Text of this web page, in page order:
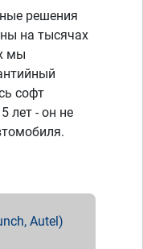
решения
на тысячах
мы
софт
лет - он не
Autel)